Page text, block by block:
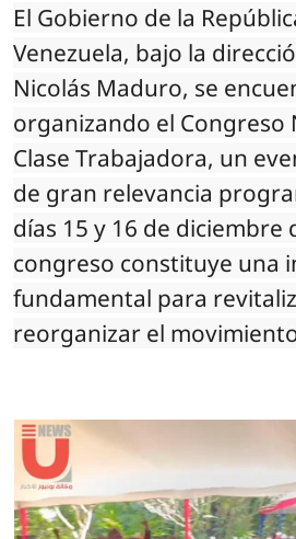
El Gobierno de la
Venezuela, bajo la
Nicolás Maduro, se
organizando el Congreso
Clase Trabajadora, un
de gran relevancia
días 15 y 16 de diciembre
congreso constituye una
fundamental para
reorganizar el